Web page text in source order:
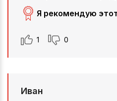
Я рекомендую
1 0
Иван